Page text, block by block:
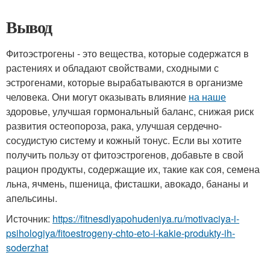
Вывод
Фитоэстрогены - это вещества, которые содержатся в
растениях и обладают свойствами, сходными с
эстрогенами, которые вырабатываются в организме
человека. Они могут оказывать влияние на наше
здоровье, улучшая гормональный баланс, снижая риск
развития остеопороза, рака, улучшая сердечно-
сосудистую систему и кожный тонус. Если вы хотите
получить пользу от фитоэстрогенов, добавьте в свой
рацион продукты, содержащие их, такие как соя, семена
льна, ячмень, пшеница, фисташки, авокадо, бананы и
апельсины.
Источник: https://fitnesdlyapohudeniya.ru/motivaciya-i-
psihologiya/fitoestrogeny-chto-eto-i-kakie-produkty-ih-
soderzhat